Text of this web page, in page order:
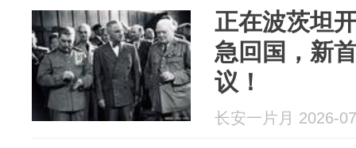
正在波茨坦
急回国，新
议！
长安一片月 2026-